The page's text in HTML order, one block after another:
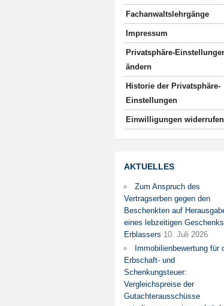
Fachanwaltslehrgänge
Impressum
Privatsphäre-
ändern
Historie der Privatsphäre-
Einstellungen
Einwilligungen widerrufen
AKTUELLES
Zum Anspruch des
Vertragserben gegen den
Beschenkten auf
eines lebzeitigen
Erblassers 10. Juli 2026
Immobilienbewertung für
Erbschaft- und
Schenkungsteuer:
Vergleichspreise der
Gutachterausschüsse